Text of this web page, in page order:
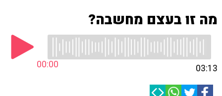
מה זו בעצם מחשבה?
00:00 03:13